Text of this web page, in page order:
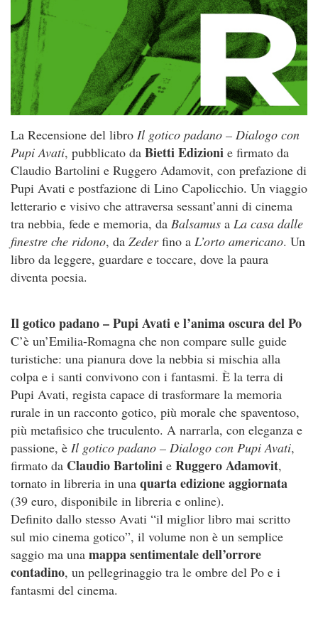
La Recensione del libro Il gotico padano – Dialogo con
Pupi Avati, pubblicato da Bietti Edizioni e firmato da
Claudio Bartolini e Ruggero Adamovit, con prefazione di
Pupi Avati e postfazione di Lino Capolicchio. Un viaggio
letterario e visivo che attraversa sessant’anni di cinema
tra nebbia, fede e memoria, da Balsamus a La casa dalle
finestre che ridono, da Zederfino a L’orto americano. Un
libro da leggere, guardare e toccare, dove la paura
diventa poesia.
Il gotico padano – Pupi Avati e l’anima oscura del Po
C’è un’Emilia-Romagna che non compare sulle guide
turistiche: una pianura dove la nebbia si mischia alla
colpa e i santi convivono con i fantasmi. È la terra di
Pupi Avati, regista capace di trasformare la memoria
rurale in un racconto gotico, più morale che spaventoso,
più metafisico che truculento. A narrarla, con eleganza e
passione, è Il gotico padano – Dialogo con Pupi Avati,
firmato da Claudio Bartolini e Ruggero Adamovit,
tornato in libreria in una quarta edizione aggiornata
(39 euro, disponibile in libreria e online).
Definito dallo stesso Avati “il miglior libro mai scritto
sul mio cinema gotico”, il volume non è un semplice
saggio ma una mappa sentimentale dell’orrore
contadino, un pellegrinaggio tra le ombre del Po e i
fantasmi del cinema.